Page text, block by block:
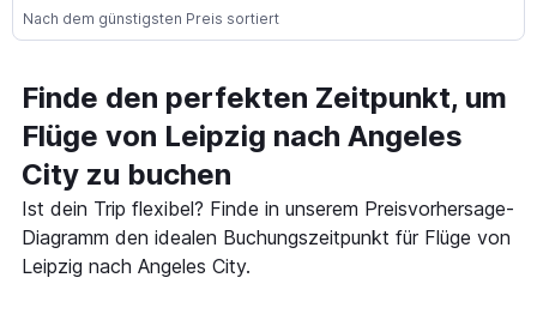
Nach dem günstigsten Preis sortiert
Finde den perfekten Zeitpunkt, um
Flüge von Leipzig nach Angeles
City zu buchen
Ist dein Trip flexibel? Finde in unserem Preisvorhersage-
Diagramm den idealen Buchungszeitpunkt für Flüge von
Leipzig nach Angeles City.